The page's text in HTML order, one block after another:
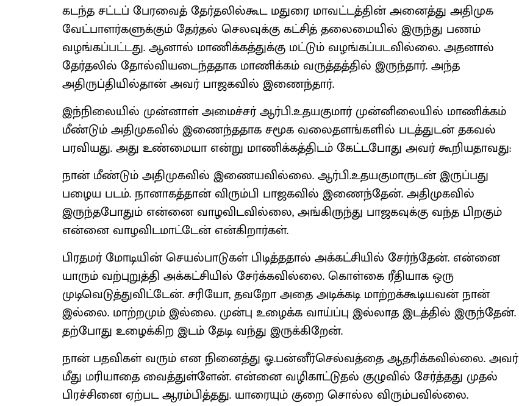
கடந்த சட்டப் பேரவைத் தேர்தலில்கூட மதுரை மாவட்டத்தின் அனைத்து அதிமுக
வேட்பாளர்களுக்கும் தேர்தல் செலவுக்கு கட்சித் தலைமையில் இருந்து பணம்
வழங்கப்பட்டது. ஆனால் மாணிக்கத்துக்கு மட்டும் வழங்கப்படவில்லை. அதனால்
தேர்தலில் தோல்வியடைந்ததாக மாணிக்கம் வருத்தத்தில் இருந்தார். அந்த
அதிருப்தியில்தான் அவர் பாஜகவில் இணைந்தார்.
இந்நிலையில் முன்னாள் அமைச்சர் ஆர்பி.உதயகுமார் முன்னிலையில் மாணிக்கம்
மீண்டும் அதிமுகவில் இணைந்ததாக சமூக வலைதளங்களில் படத்துடன் தகவல்
பரவியது. அது உண்மையா என்று மாணிக்கத்திடம் கேட்டபோது அவர் கூறியதாவது:
நான் மீண்டும் அதிமுகவில் இணையவில்லை. ஆர்பி.உதயகுமாருடன் இருப்பது
பழைய படம். நானாகத்தான் விரும்பி பாஜகவில் இணைந்தேன். அதிமுகவில்
இருந்தபோதும் என்னை வாழவிடவில்லை, அங்கிருந்து பாஜகவுக்கு வந்த பிறகும்
என்னை வாழவிடமாட்டேன் என்கிறார்கள்.
பிரதமர் மோடியின் செயல்பாடுகள் பிடித்ததால் அக்கட்சியில் சேர்ந்தேன். என்னை
யாரும் வற்புறுத்தி அக்கட்சியில் சேர்க்கவில்லை. கொள்கை ரீதியாக ஒரு
முடிவெடுத்துவிட்டேன். சரியோ, தவறோ அதை அடிக்கடி மாற்றக்கூடியவன் நான்
இல்லை. மாற்றமும் இல்லை. முன்பு உழைக்க வாய்ப்பு இல்லாத இடத்தில் இருந்தேன்.
தற்போது உழைக்கிற இடம் தேடி வந்து இருக்கிறேன்.
நான் பதவிகள் வரும் என நினைத்து ஓ.பன்னீர்செல்வத்தை ஆதரிக்கவில்லை. அவர்
மீது மரியாதை வைத்துள்ளேன். என்னை வழிகாட்டுதல் குழுவில் சேர்த்தது முதல்
பிரச்சினை ஏற்பட ஆரம்பித்தது. யாரையும் குறை சொல்ல விரும்பவில்லை.